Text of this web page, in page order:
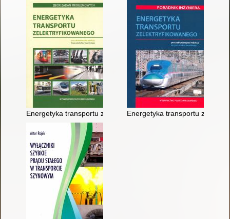
Energetyka transportu zelektryfikowanego : zbiór zadań
Energetyka transportu